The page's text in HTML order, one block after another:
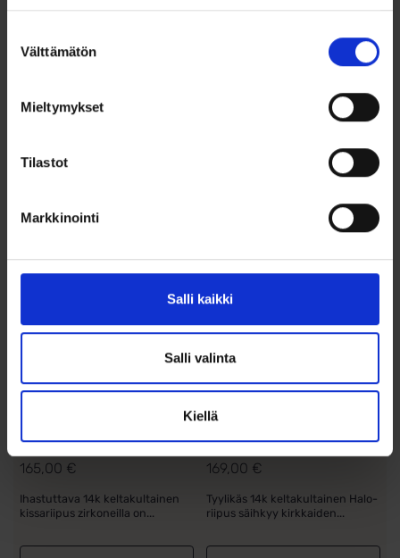
valinta
Välttämätön
Mieltymykset
Tilastot
Markkinointi
Salli kaikki
Salli valinta
Kiellä
Lisää toivelistalle
Kaunis 14k keltakultainen
Lisää toivelistalle
Keltakultainen
165,00 €
Ihastuttava 14k keltakultainen
kissariipus zirkoneilla on...
Kultariipus “Halo”
zirkoneilla
169,00 €
Tyylikäs 14k keltakultainen Halo-
riipus säihkyy kirkkaiden...